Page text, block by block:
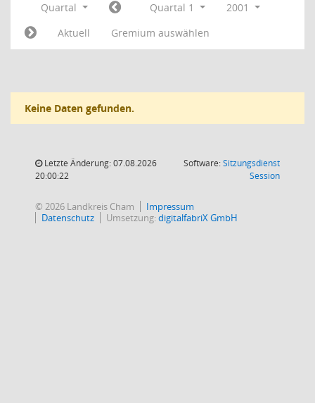
Quartal Quartal 1
2001
Aktuell
Gremium auswählen
Keine Daten gefunden.
Letzte Änderung: 07.08.2026
20:00:22
Software:Sitzungsdienst
Session(Wird in
© 2026 Landkreis Cham
Impressum
Datenschutz
Umsetzung:digitalfabriX GmbH